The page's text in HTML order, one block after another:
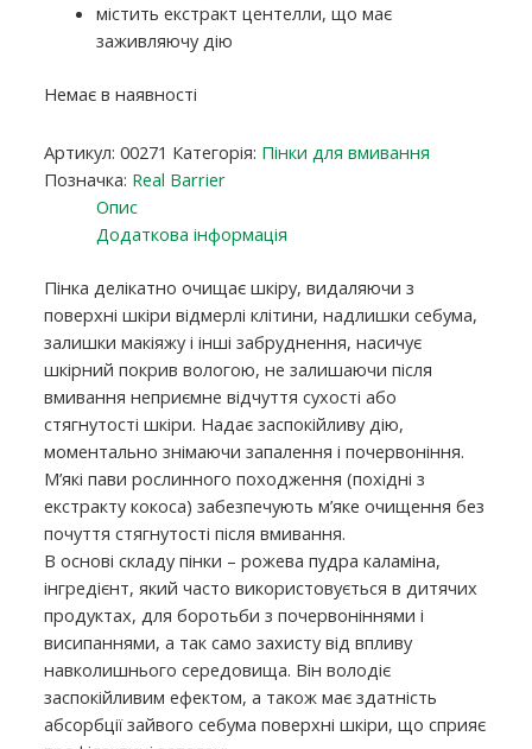
містить екстракт центелли, що має
заживляючу дію
Немає в наявності
Артикул:00271 Категорія: Пінки для вмивання
Позначка: Real Barrier
Опис
Додаткова інформація
Пінка делікатно очищає шкіру, видаляючи з
поверхні шкіри відмерлі клітини, надлишки себума,
залишки макіяжу і інші забруднення, насичує
шкірний покрив вологою, не залишаючи після
вмивання неприємне відчуття сухості або
стягнутості шкіри. Надає заспокійливу дію,
моментально знімаючи запалення і почервоніння.
М’які пави рослинного походження (похідні з
екстракту кокоса) забезпечують м’яке очищення без
почуття стягнутості після вмивання.
В основі складу пінки – рожева пудра каламіна,
інгредієнт, який часто використовується в дитячих
продуктах, для боротьби з почервоніннями і
висипаннями, а так само захисту від впливу
навколишнього середовища. Він володіє
заспокійливим ефектом, а також має здатність
абсорбції зайвого себума поверхні шкіри, що сприяє